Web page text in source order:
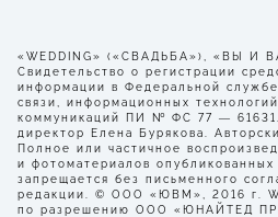
«WEDDING» («СВАДЬБА»), «ВЫ И
Свидетельство о регистрации
информации в Федеральной
связи, информационных
коммуникаций ПИ № ФС 77 —
директор Елена Бурякова.
Полное или частичное
и фотоматериалов
запрещается без письменного
редакции. © ООО «ЮВМ», 2016 г.
по разрешению ООО «ЮНАЙТЕД